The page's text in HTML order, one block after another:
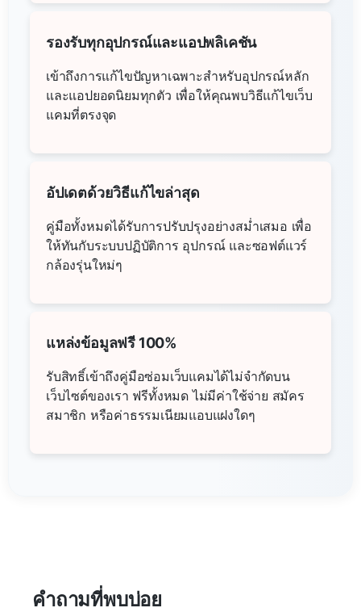
รองรับทุกอุปกรณ์และแอปพลิเคชัน
เข้าถึงการแก้ไขปัญหาเฉพาะสำหรับอุปกรณ์หลัก
และแอปยอดนิยมทุกตัว เพื่อให้คุณพบวิธีแก้ไขเว็บ
แคมที่ตรงจุด
อัปเดตด้วยวิธีแก้ไขล่าสุด
คู่มือทั้งหมดได้รับการปรับปรุงอย่างสม่ำเสมอ เพื่อ
ให้ทันกับระบบปฏิบัติการ อุปกรณ์ และซอฟต์แวร์
กล้องรุ่นใหม่ๆ
แหล่งข้อมูลฟรี 100%
รับสิทธิ์เข้าถึงคู่มือซ่อมเว็บแคมได้ไม่จำกัดบน
เว็บไซต์ของเรา ฟรีทั้งหมด ไม่มีค่าใช้จ่าย สมัคร
สมาชิก หรือค่าธรรมเนียมแอบแฝงใดๆ
คำถามที่พบบ่อย